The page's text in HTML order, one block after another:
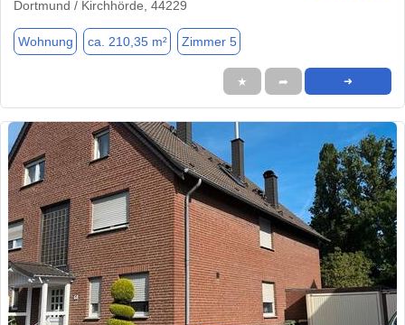
Dortmund / Kirchhörde, 44229
Wohnung ca. 210,35 m² Zimmer 5
★ ➦ ➜